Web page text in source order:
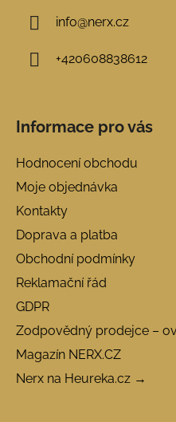
info@nerx.cz
+420608838612
Informace pro vás
Hodnocení obchodu
Moje objednávka
Kontakty
Doprava a platba
Obchodní podmínky
Reklamační řád
GDPR
Zodpovědný prodejce –
Magazín NERX.CZ
Nerx na Heureka.cz →